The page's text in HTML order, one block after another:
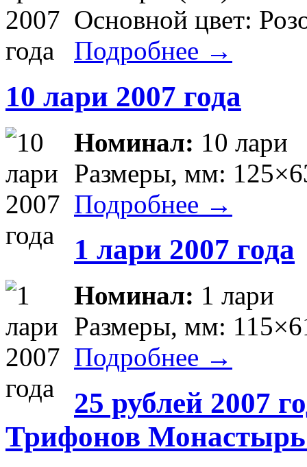
Основной цвет:
Подробнее →
10 лари 2007 года
Номинал: 10 лари
Размеры, мм:
Подробнее →
1 лари 2007 года
Номинал: 1 лари
Размеры, мм:
Подробнее →
25 рублей 2007
Трифонов